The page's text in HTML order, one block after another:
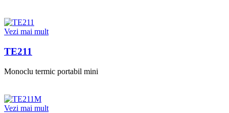
Vezi mai mult
TE211
Monoclu termic portabil mini
Vezi mai mult